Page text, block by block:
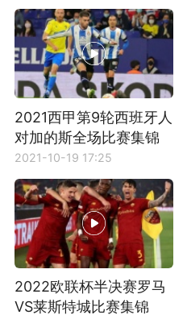
2021西甲第9轮西班牙人
对加的斯全场比赛集锦
2021-10-19 17:25
2022欧联杯半决赛罗马
VS莱斯特城比赛集锦